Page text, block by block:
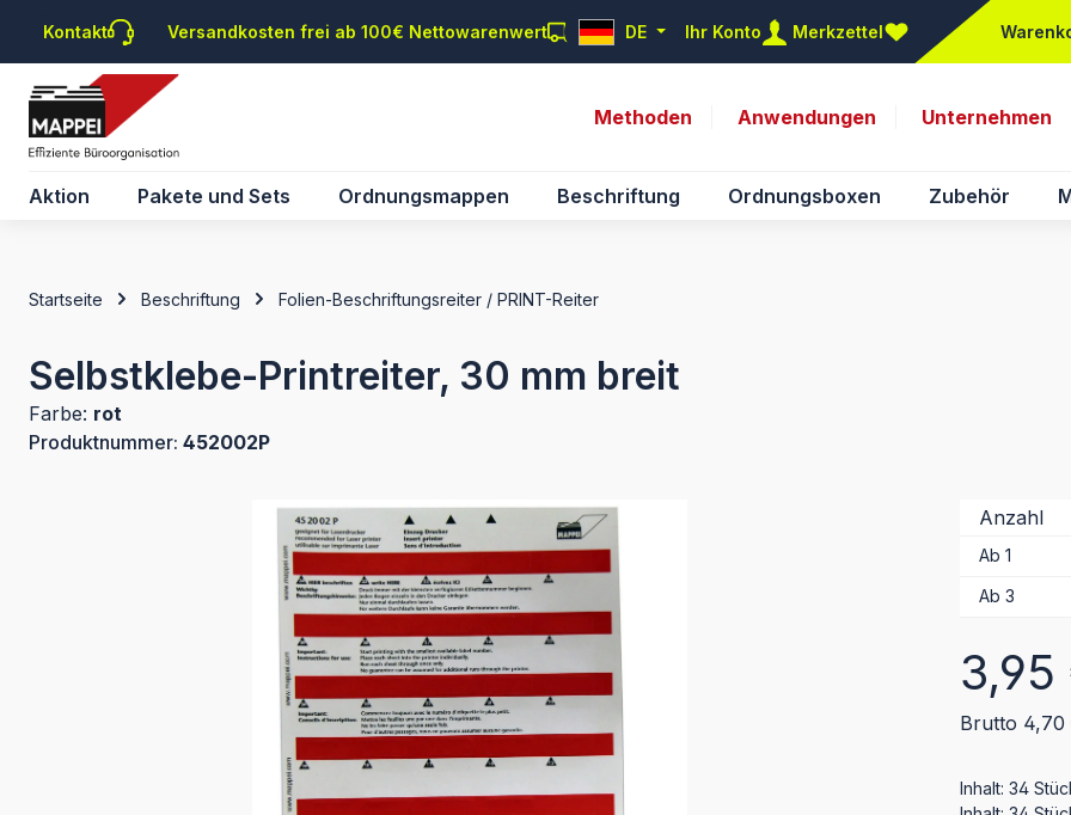
Hauptinhalt springen
Zur Suche springen
Zur Hauptnavigation springen
Kontakt Versandkosten frei ab 100€ Nettowarenwert DE Ihr Konto Merkzettel
Du hast 0 Produkte auf
Methoden Anwendungen Unternehmen
Aktion Pakete und Sets Ordnungsmappen Beschriftung Ordnungsboxen Zubehör
Startseite Beschriftung Folien-Beschriftungsreiter / PRINT-Reiter
Selbstklebe-Printreiter, 30 mm breit
Farbe: rot
Produktnummer: 452002P
Anzahl
Ab1
Ab3
Regulärer
3,95
Brutto 4,70
Inhalt:34